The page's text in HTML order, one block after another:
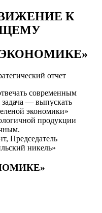
К
отчет
современным
задача — выпускать
экономики»
продукции
Председатель
никель»